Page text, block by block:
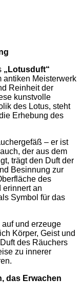
„Lotusduft“
antiken Meisterwerk
Reinheit der
kunstvolle
des Lotus, steht
Erhebung des
– er ist
der aus dem
trägt den Duft der
Besinnung zur
des
erinnert an
Symbol für das
und erzeuge
Körper, Geist und
des Räuchers
zu innerer
das Erwachen